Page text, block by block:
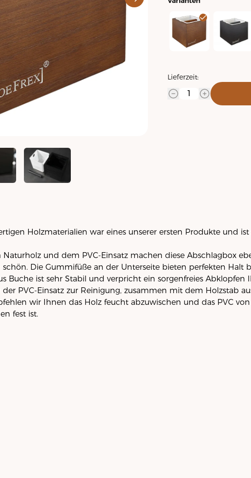
Lieferzeit:
Holzmaterialien war eines unserer ersten Produkte und ist
und dem PVC-Einsatz machen diese Abschlagbox
Die Gummifüße an der Unterseite bieten perfekten Halt
Buche ist sehr Stabil und verpricht ein sorgenfreies Abklopfen
der PVC-Einsatz zur Reinigung, zusammen mit dem Holzstab
wir Ihnen das Holz feucht abzuwischen und das PVC
fest ist.